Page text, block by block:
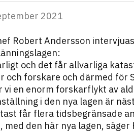
2021
Robert Andersson
och det får allvarliga
och forskare och därmed för
vi en enorm forskarflykt av
i den nya lagen är
får flera tidsbegränsade
den här nya lagen, säger